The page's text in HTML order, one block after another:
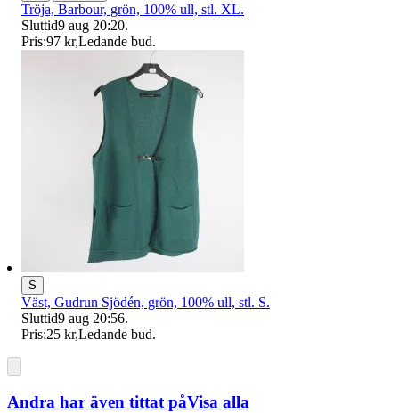
Tröja, Barbour, grön, 100% ull, stl. XL.
Sluttid9 aug 20:20.
Pris:97 kr,Ledande bud.
S
Väst, Gudrun Sjödén, grön, 100% ull, stl. S.
Sluttid9 aug 20:56.
Pris:25 kr,Ledande bud.
Andra har även tittat påVisa alla